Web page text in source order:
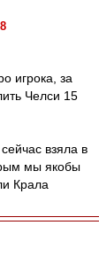
игрока, за
Челси 15
взяла в
мы якобы
Крала